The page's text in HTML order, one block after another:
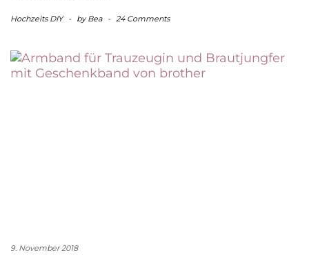
Hochzeits DIY - byBea - 24 Comments
9. November 2018